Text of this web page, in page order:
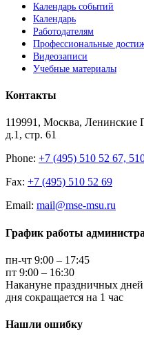
Календарь событий
Календарь
Работодателям
Профессиональные
Видеозаписи
Учебные материалы
Контакты
119991, Москва,
д.1, стр. 61
Phone: +7 (495) 510 52 67,
Fax: +7 (495) 510 52 69
Email: mail@mse-msu.ru
График работы
пн-чт 9:00 – 17:45
пт 9:00 – 16:30
Накануне праздничных
дня сокращается на 1 час
Нашли ошибку